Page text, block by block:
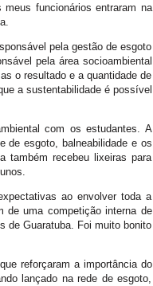
funcionários entraram na
pela gestão de esgoto
pela área socioambiental
o resultado e a quantidade de
a sustentabilidade é possível
com os estudantes. A
de esgoto, balneabilidade e os
também recebeu lixeiras para
ao envolver toda a
de uma competição interna de
de Guaratuba. Foi muito bonito
reforçaram a importância do
lançado na rede de esgoto,